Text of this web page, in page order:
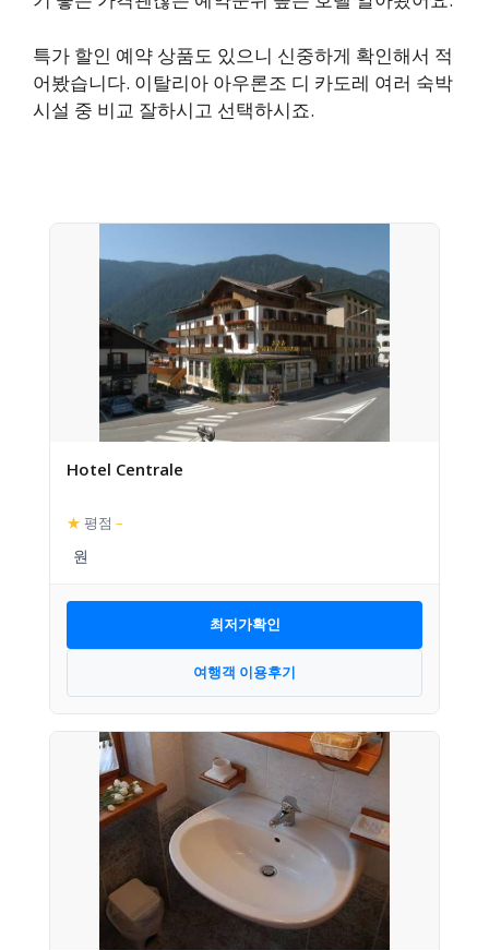
특가 할인 예약 상품도 있으니 신중하게 확인해서 적
어봤습니다. 이탈리아 아우론조 디 카도레 여러 숙박
시설 중 비교 잘하시고 선택하시죠.
Hotel Centrale
★ 평점 –
최저가확인
여행객 이용후기